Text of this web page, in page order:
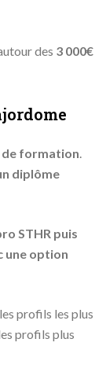
des 3 000€
de formation.
diplôme
STHR puis
une option
profils les plus
profils plus